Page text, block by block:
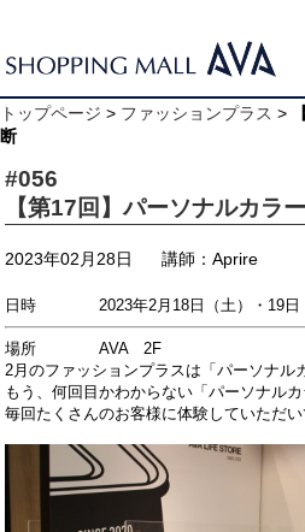
トップページ > ファッションプラス >
断
#056
【第17回】パーソナルカラ
2023年02月28日 講師：Aprire
日時 2023年2月18日（土）・19日
場所 AVA 2F
2月のファッションプラスは「パーソナル
もう、何回目かわからない「パーソナルカ
毎回たくさんのお客様に体験していただ